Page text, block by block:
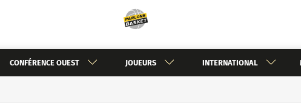
CONFÉRENCE OUEST JOUEURS INTERNATIONAL